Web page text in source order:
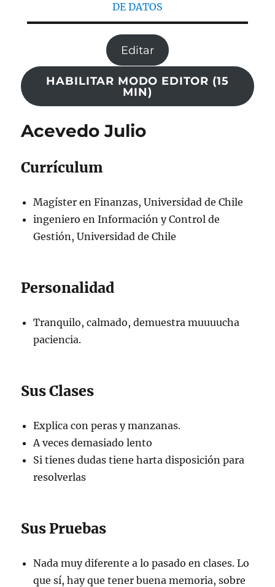
Acevedo Julio
Currículum
Magíster en Finanzas, Universidad de Chile
ingeniero en Información y Control de
Gestión, Universidad de Chile
Personalidad
Tranquilo, calmado, demuestra muuuucha
paciencia.
Sus Clases
Explica con peras y manzanas.
A veces demasiado lento
Si tienes dudas tiene harta disposición para
resolverlas
Sus Pruebas
Nada muy diferente a lo pasado en clases. Lo
que sí, hay que tener buena memoria, sobre
DE DATOS
Editar
HABILITAR MODO EDITOR (15
MIN)